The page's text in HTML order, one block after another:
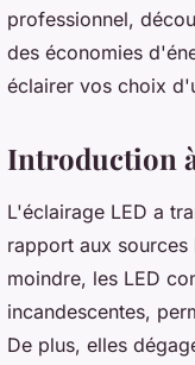
professionnel,
des économies
éclairer vos choix
Introduction
L'éclairage LED a
rapport aux sources
moindre, les LED
incandescentes,
De plus, elles